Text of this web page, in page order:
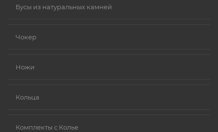
Бусы из натуральных камней
Чокер
Ножи
Кольца
Комплекты с Колье